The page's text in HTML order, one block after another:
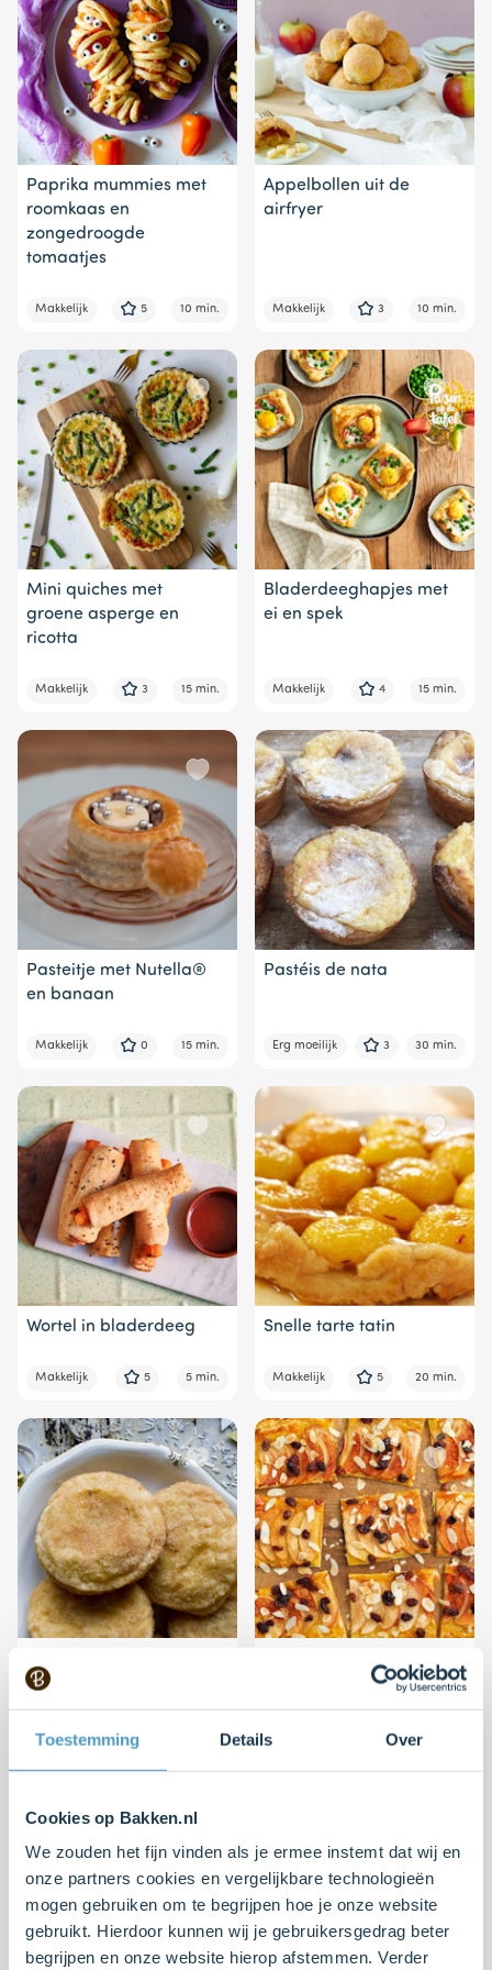
Toestemming Details Over
Cookies op Bakken.nl
We zouden het fijn vinden als je ermee instemt dat wij en
onze partners cookies en vergelijkbare technologieën
mogen gebruiken om te begrijpen hoe je onze website
gebruikt. Hierdoor kunnen wij je gebruikersgedrag beter
begrijpen en onze website hierop afstemmen. Verder
Paprika mummies met
roomkaas en
zongedroogde
tomaatjes
Makkelijk 5 10 min.
Appelbollen uit de
airfryer
Makkelijk 3 10 min.
Mini quiches met
groene asperge en
ricotta
Makkelijk 3 15 min.
Bladerdeeghapjes met
ei en spek
Makkelijk 4 15 min.
Pasteitje met Nutella®
en banaan
Makkelijk 0 15 min.
Pastéis de nata
Erg moeilijk 3 30 min.
Wortel in bladerdeeg
Makkelijk 5 5 min.
Snelle tarte tatin
Makkelijk 5 20 min.
bladerdeeg
Moeilijk 4 15 min.